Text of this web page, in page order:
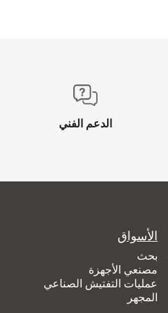
الدعم الفني
الأسواق
بحث
مصنعي الأجهزة
عمليات التفتيش الصناعي
المجهر